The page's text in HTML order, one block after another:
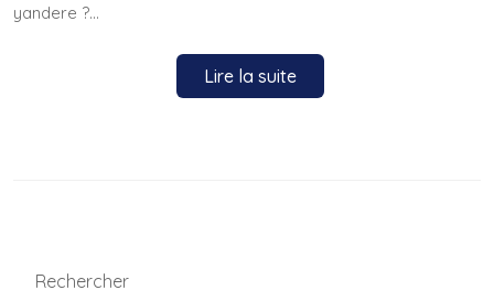
yandere ?…
Lire la suite
Rechercher